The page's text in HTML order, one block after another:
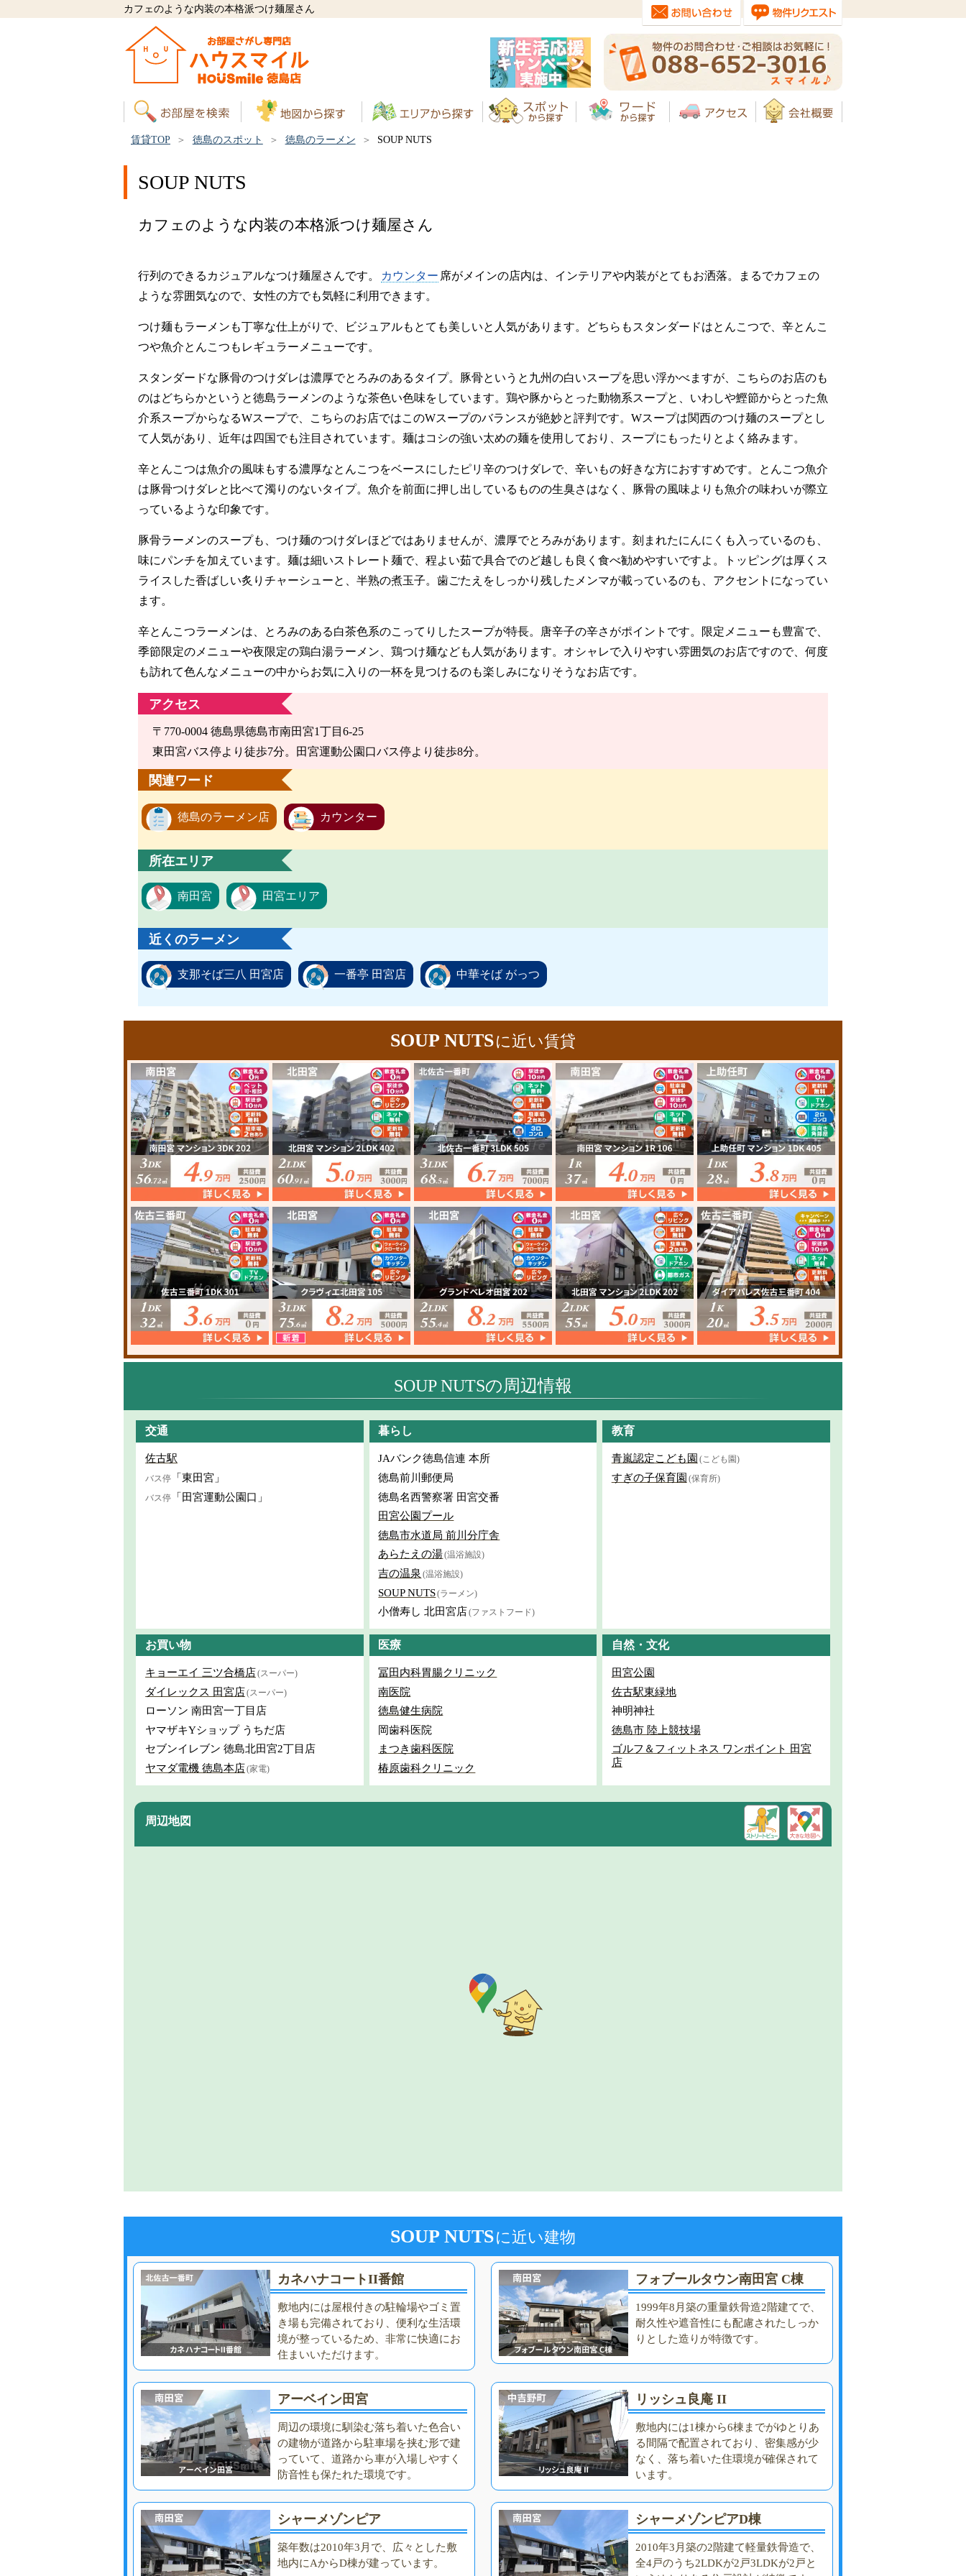
カフェのような内装の本格派つけ麺屋さん
賃貸TOP 徳島のスポット 徳島のラーメン SOUP NUTS
SOUP NUTS
カフェのような内装の本格派つけ麺屋さん
行列のできるカジュアルなつけ麺屋さんです。 カウンター 席がメインの店内は、インテリアや内装がとてもお洒落。まるでカフェの
ような雰囲気なので、女性の方でも気軽に利用できます。
つけ麺もラーメンも丁寧な仕上がりで、ビジュアルもとても美しいと人気があります。どちらもスタンダードはとんこつで、辛とんこ
つや魚介とんこつもレギュラーメニューです。
スタンダードな豚骨のつけダレは濃厚でとろみのあるタイプ。豚骨というと九州の白いスープを思い浮かべますが、こちらのお店のも
のはどちらかというと徳島ラーメンのような茶色い色味をしています。鶏や豚からとった動物系スープと、いわしや鰹節からとった魚
介系スープからなるWスープで、こちらのお店ではこのWスープのバランスが絶妙と評判です。Wスープは関西のつけ麺のスープとし
て人気があり、近年は四国でも注目されています。麺はコシの強い太めの麺を使用しており、スープにもったりとよく絡みます。
辛とんこつは魚介の風味もする濃厚なとんこつをベースにしたピリ辛のつけダレで、辛いもの好きな方におすすめです。とんこつ魚介
は豚骨つけダレと比べて濁りのないタイプ。魚介を前面に押し出しているものの生臭さはなく、豚骨の風味よりも魚介の味わいが際立
っているような印象です。
豚骨ラーメンのスープも、つけ麺のつけダレほどではありませんが、濃厚でとろみがあります。刻まれたにんにくも入っているのも、
味にパンチを加えています。麺は細いストレート麺で、程よい茹で具合でのど越しも良く食べ勧めやすいですよ。トッピングは厚くス
ライスした香ばしい炙りチャーシューと、半熟の煮玉子。歯ごたえをしっかり残したメンマが載っているのも、アクセントになってい
ます。
辛とんこつラーメンは、とろみのある白茶色系のこってりしたスープが特長。唐辛子の辛さがポイントです。限定メニューも豊富で、
季節限定のメニューや夜限定の鶏白湯ラーメン、鶏つけ麺なども人気があります。オシャレで入りやすい雰囲気のお店ですので、何度
も訪れて色んなメニューの中からお気に入りの一杯を見つけるのも楽しみになりそうなお店です。
アクセス
〒770-0004 徳島県徳島市南田宮1丁目6-25
東田宮バス停より徒歩7分。田宮運動公園口バス停より徒歩8分。
関連ワード
徳島のラーメン店 カウンター
所在エリア
南田宮 田宮エリア
近くのラーメン
支那そば三八 田宮店 一番亭 田宮店 中華そば がっつ
SOUP NUTSに近い賃貸
SOUP NUTSの周辺情報
交通
佐古駅
バス停 「東田宮」
バス停 「田宮運動公園口」
暮らし
JAバンク徳島信連 本所
徳島前川郵便局
徳島名西警察署 田宮交番
田宮公園プール
徳島市水道局 前川分庁舎
あらたえの湯(温浴施設)
吉の温泉 (温浴施設)
SOUP NUTS(ラーメン)
小僧寿し 北田宮店(ファストフード)
教育
青嵐認定こども園 (こども園)
すぎの子保育園 (保育所)
お買い物
キョーエイ 三ツ合橋店(スーパー)
ダイレックス 田宮店(スーパー)
ローソン 南田宮一丁目店
ヤマザキYショップ うちだ店
セブンイレブン 徳島北田宮2丁目店
ヤマダ電機 徳島本店(家電)
医療
冨田内科胃腸クリニック
南医院
徳島健生病院
岡歯科医院
まつき歯科医院
椿原歯科クリニック
自然・文化
田宮公園
佐古駅東緑地
神明神社
徳島市 陸上競技場
ゴルフ＆フィットネス ワンポイント 田宮
店
周辺地図
SOUP NUTSに近い建物
カネハナコートII番館
敷地内には屋根付きの駐輪場やゴミ置
き場も完備されており、便利な生活環
境が整っているため、非常に快適にお
住まいいただけます。
フォブールタウン南田宮 C棟
1999年8月築の重量鉄骨造2階建てで、
耐久性や遮音性にも配慮されたしっか
りとした造りが特徴です。
アーベイン田宮
周辺の環境に馴染む落ち着いた色合い
の建物が道路から駐車場を挟む形で建
っていて、道路から車が入場しやすく
防音性も保たれた環境です。
リッシュ良庵 II
敷地内には1棟から6棟までがゆとりあ
る間隔で配置されており、密集感が少
なく、落ち着いた住環境が確保されて
います。
シャーメゾンピア
築年数は2010年3月で、広々とした敷
地内にAからD棟が建っています。
シャーメゾンピアD棟
2010年3月築の2階建て軽量鉄骨造で、
全4戸のうち2LDKが2戸3LDKが2戸と